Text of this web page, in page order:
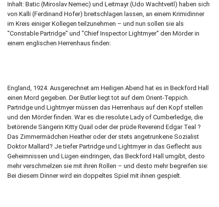
Inhalt: Batic (Miroslav Nemec) und Leitmayr (Udo Wachtveitl) haben sich
von Kalli (Ferdinand Hofer) breitschlagen lassen, an einem Krimidinner
im Kreis einiger Kollegen teilzunehmen – und nun sollen sie als
"Constable Partridge" und "Chief Inspector Lightmyer" den Mörder in
einem englischen Herrenhaus finden:
England, 1924. Ausgerechnet am Heiligen Abend hat es in Beckford Hall
einen Mord gegeben. Der Butler liegt tot auf dem Orient-Teppich.
Partridge und Lightmyer müssen das Herrenhaus auf den Kopf stellen
und den Mörder finden. War es die resolute Lady of Cumberledge, die
betörende Sängerin Kitty Quail oder der prüde Reverend Edgar Teal ?
Das Zimmermädchen Heather oder der stets angetrunkene Sozialist
Doktor Mallard? Je tiefer Partridge und Lightmyer in das Geflecht aus
Geheimnissen und Lügen eindringen, das Beckford Hall umgibt, desto
mehr verschmelzen sie mit ihren Rollen – und desto mehr begreifen sie:
Bei diesem Dinner wird ein doppeltes Spiel mit ihnen gespielt.